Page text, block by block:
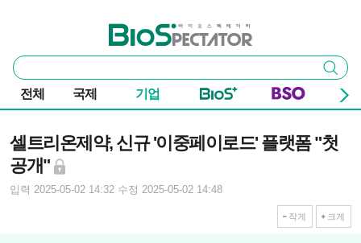
바이오스펙테이터
통
합
검
색
검색
전체 국제 기업
셀트리온제약, 신규 '이중페이로드' 플랫폼 "첫
공개"
입력 2025-05-02 14:32 수정 2025-05-02 14:48
작게 크게